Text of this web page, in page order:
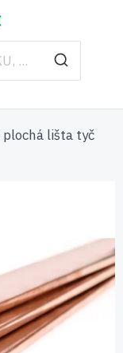
plochá lišta tyč